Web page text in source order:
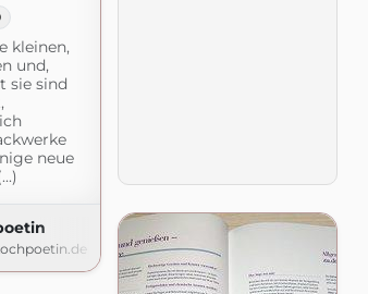
kleinen,
und,
sie sind
neue